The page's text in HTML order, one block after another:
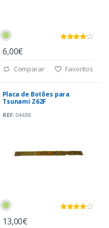
6,00€
Comparar Favoritos
Placa de Botões para
Tsunami Z62F
REF:04488
13,00€